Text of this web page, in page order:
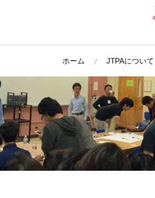
ホーム JTPAについて